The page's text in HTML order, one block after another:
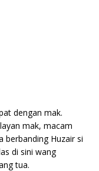
dengan mak.
mak, macam
berbanding Huzair si
di sini wang
tua.